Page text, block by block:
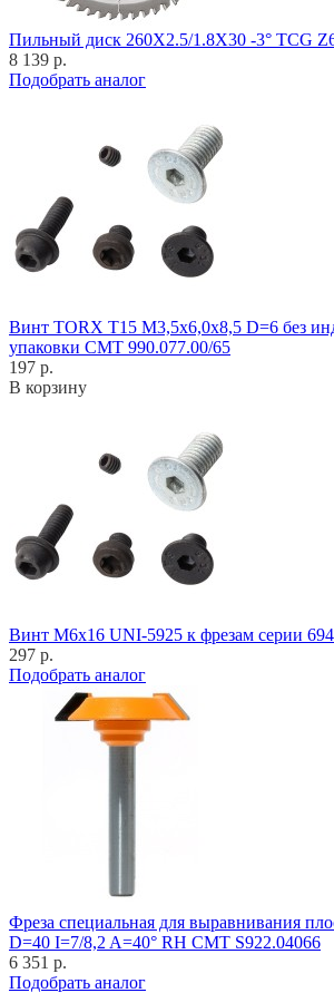
Пильный диск 260X2.5/1.8X30 -3° TCG
8 139 р.
Подобрать аналог
Винт TORX T15 M3,5x6,0x8,5 D=6 без
упаковки CMT 990.077.00/65
197 р.
В корзину
Винт M6x16 UNI-5925 к фрезам серии
297 р.
Подобрать аналог
Фреза специальная для выравнивания
D=40 I=7/8,2 A=40° RH CMT S922.04066
6 351 р.
Подобрать аналог